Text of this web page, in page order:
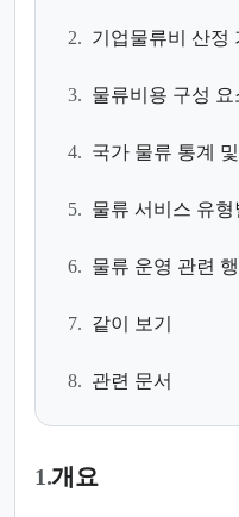
2. 기업물류비 산정
3. 물류비용 구성 요
4. 국가 물류 통계
5. 물류 서비스 유형
6. 물류 운영 관련
7. 같이 보기
8. 관련 문서
1.개요